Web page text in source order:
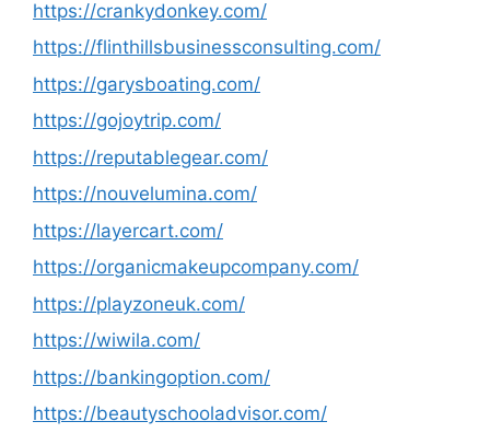
https://crankydonkey.com/
https://flinthillsbusinessconsulting.com/
https://garysboating.com/
https://gojoytrip.com/
https://reputablegear.com/
https://nouvelumina.com/
https://layercart.com/
https://organicmakeupcompany.com/
https://playzoneuk.com/
https://wiwila.com/
https://bankingoption.com/
https://beautyschooladvisor.com/